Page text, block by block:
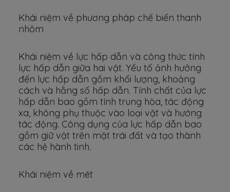
Khái niệm về phương pháp chế biến thanh
nhôm
Khái niệm về lực hấp dẫn và công thức tính
lực hấp dẫn giữa hai vật. Yếu tố ảnh hưởng
đến lực hấp dẫn gồm khối lượng, khoảng
cách và hằng số hấp dẫn. Tính chất của lực
hấp dẫn bao gồm tính trung hòa, tác động
xa, không phụ thuộc vào loại vật và hướng
tác động. Công dụng của lực hấp dẫn bao
gồm giữ vật trên mặt trái đất và tạo thành
các hệ hành tinh.
Khái niệm về mét